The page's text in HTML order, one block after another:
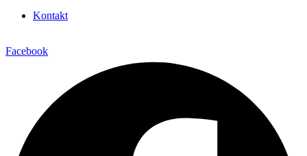
Kontakt
Facebook